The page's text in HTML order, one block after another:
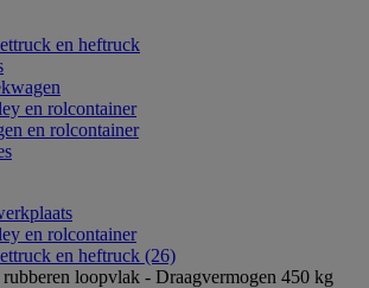
en heftruck
en rolcontainer
en rolcontainer
en rolcontainer
en heftruck (26)
loopvlak - Draagvermogen 450 kg